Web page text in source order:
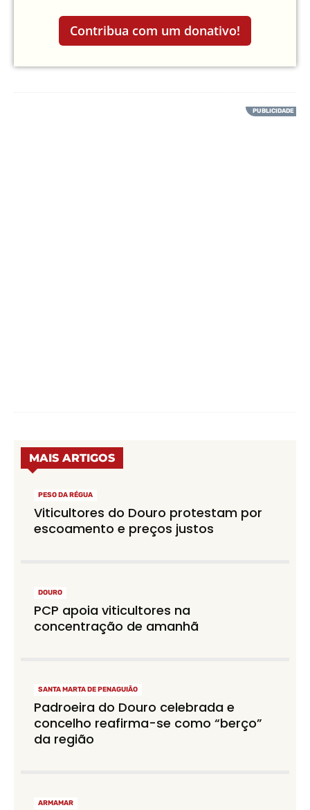
Contribua com um donativo!
MAIS ARTIGOS
PESO DA RÉGUA
Viticultores do Douro protestam por
escoamento e preços justos
DOURO
PCP apoia viticultores na
concentração de amanhã
SANTA MARTA DE PENAGUIÃO
Padroeira do Douro celebrada e
concelho reafirma-se como “berço”
da região
ARMAMAR